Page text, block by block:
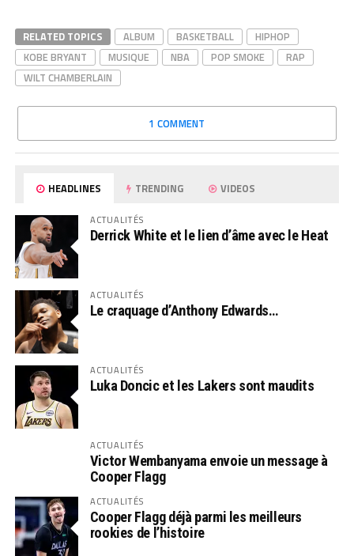
RELATED TOPICS ALBUM BASKETBALL
HIPHOP
KOBE BRYANT
MUSIQUE NBA POP SMOKE
RAP
WILT CHAMBERLAIN
1 COMMENT
HEADLINES TRENDING VIDEOS
ACTUALITÉS
Derrick White et le lien d’âme avec le Heat
ACTUALITÉS
Le craquage d’Anthony Edwards…
ACTUALITÉS
Luka Doncic et les Lakers sont maudits
ACTUALITÉS
Victor Wembanyama envoie un message à
Cooper Flagg
ACTUALITÉS
Cooper Flagg déjà parmi les meilleurs
rookies de l’histoire